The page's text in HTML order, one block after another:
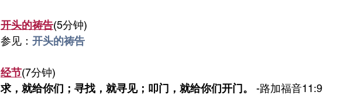
开头的祷告(5分钟)
参见： 开头的祷告
经节
求，就给你们；寻找，就寻见；叩门，就给你们开门。
-路加福音11:9